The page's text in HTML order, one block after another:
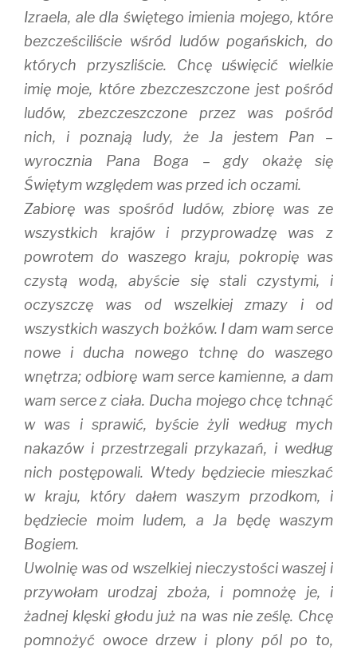
Izraela, ale dla świętego imienia mojego, które
bezcześciliście wśród ludów pogańskich, do
których przyszliście. Chcę uświęcić wielkie
imię moje, które zbezczeszczone jest pośród
ludów, zbezczeszczone przez was pośród
nich, i poznają ludy, że Ja jestem Pan –
wyrocznia Pana Boga – gdy okażę się
Świętym względem was przed ich oczami.
Zabiorę was spośród ludów, zbiorę was ze
wszystkich krajów i przyprowadzę was z
powrotem do waszego kraju, pokropię was
czystą wodą, abyście się stali czystymi, i
oczyszczę was od wszelkiej zmazy i od
wszystkich waszych bożków. I dam wam serce
nowe i ducha nowego tchnę do waszego
wnętrza; odbiorę wam serce kamienne, a dam
wam serce z ciała. Ducha mojego chcę tchnąć
w was i sprawić, byście żyli według mych
nakazów i przestrzegali przykazań, i według
nich postępowali. Wtedy będziecie mieszkać
w kraju, który dałem waszym przodkom, i
będziecie moim ludem, a Ja będę waszym
Bogiem.
Uwolnię was od wszelkiej nieczystości waszej i
przywołam urodzaj zboża, i pomnożę je, i
żadnej klęski głodu już na was nie ześlę. Chcę
pomnożyć owoce drzew i plony pól po to,